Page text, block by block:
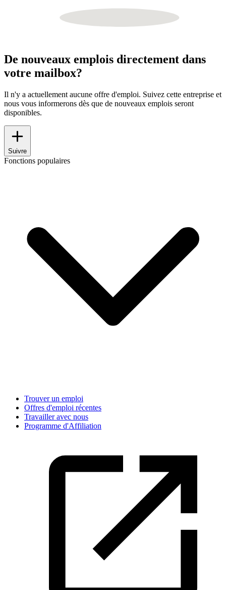
De nouveaux emplois directement dans
votre mailbox?
Il n'y a actuellement aucune offre d'emploi. Suivez cette entreprise et
nous vous informerons dès que de nouveaux emplois seront
disponibles.
Suivre
Fonctions populaires
Trouver un emploi
Offres d'emploi récentes
Travailler avec nous
Programme d'Affiliation